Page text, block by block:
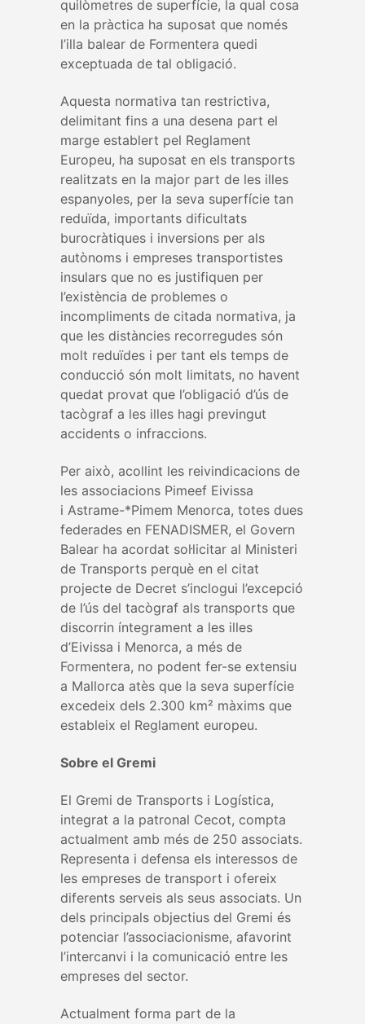
quilòmetres de superfície, la qual cosa
en la pràctica ha suposat que només
l’illa balear de Formentera quedi
exceptuada de tal obligació.
Aquesta normativa tan restrictiva,
delimitant fins a una desena part el
marge establert pel Reglament
Europeu, ha suposat en els transports
realitzats en la major part de les illes
espanyoles, per la seva superfície tan
reduïda, importants dificultats
burocràtiques i inversions per als
autònoms i empreses transportistes
insulars que no es justifiquen per
l’existència de problemes o
incompliments de citada normativa, ja
que les distàncies recorregudes són
molt reduïdes i per tant els temps de
conducció són molt limitats, no havent
quedat provat que l’obligació d’ús de
tacògraf a les illes hagi previngut
accidents o infraccions.
Per això, acollint les reivindicacions de
les associacions Pimeef Eivissa
i Astrame-*Pimem Menorca, totes dues
federades en FENADISMER, el Govern
Balear ha acordat sol·licitar al Ministeri
de Transports perquè en el citat
projecte de Decret s’inclogui l’excepció
de l’ús del tacògraf als transports que
discorrin íntegrament a les illes
d’Eivissa i Menorca, a més de
Formentera, no podent fer-se extensiu
a Mallorca atès que la seva superfície
excedeix dels 2.300 km² màxims que
estableix el Reglament europeu.
Sobre el Gremi
El Gremi de Transports i Logística,
integrat a la patronal Cecot, compta
actualment amb més de 250 associats.
Representa i defensa els interessos de
les empreses de transport i ofereix
diferents serveis als seus associats. Un
dels principals objectius del Gremi és
potenciar l’associacionisme, afavorint
l’intercanvi i la comunicació entre les
empreses del sector.
Actualment forma part de la